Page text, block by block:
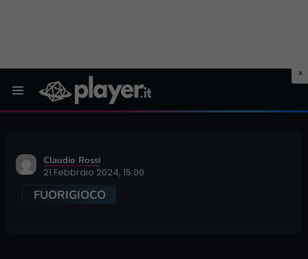
Claudio Rossi
21 Febbraio 2024, 15:00
FUORIGIOCO